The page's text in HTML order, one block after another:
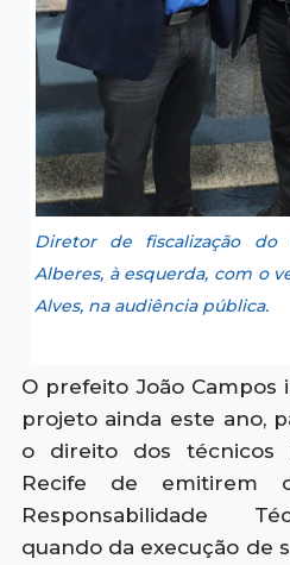
Diretor de fiscalização do
Alberes, à esquerda, com o
Alves, na audiência pública.
O prefeito João Campos
projeto ainda este ano,
o direito dos técnicos
Recife de emitirem
Responsabilidade
quando da execução de